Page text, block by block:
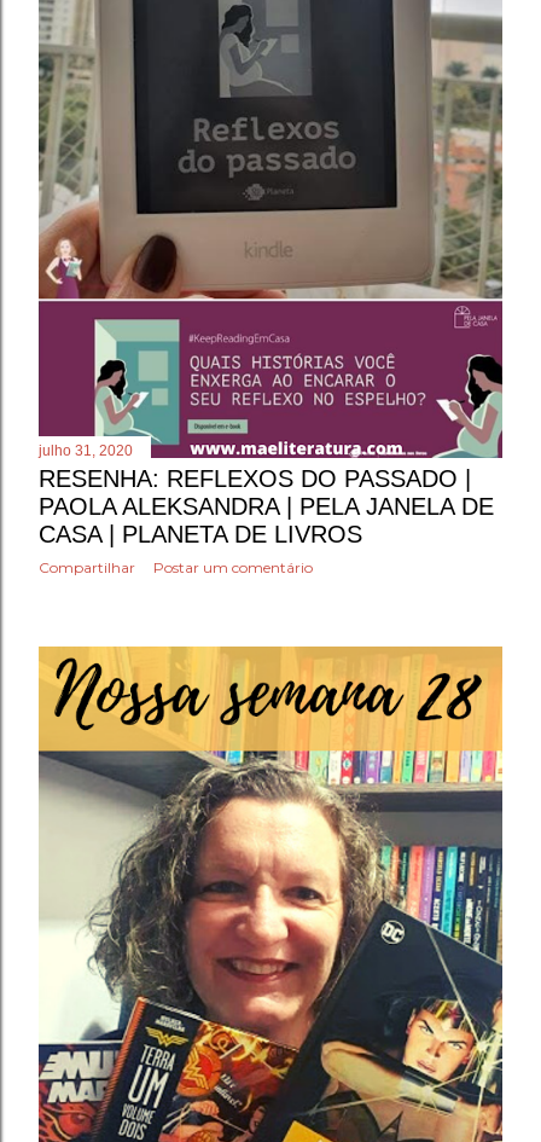
n
s
julho 31, 2020
RESENHA: REFLEXOS DO PASSADO |
PAOLA ALEKSANDRA | PELA JANELA DE
CASA | PLANETA DE LIVROS
Compartilhar Postar um comentário